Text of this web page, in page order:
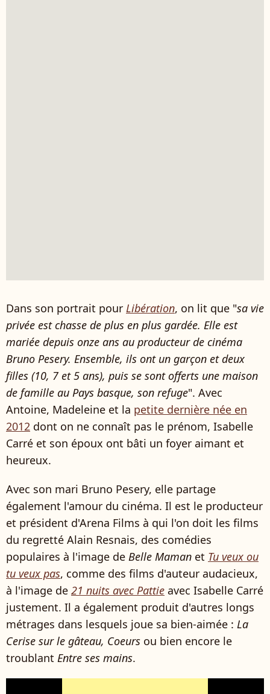
Dans son portrait pour Libération, on lit que "sa vie
privée est chasse de plus en plus gardée. Elle est
mariée depuis onze ans au producteur de cinéma
Bruno Pesery. Ensemble, ils ont un garçon et deux
filles (10, 7 et 5 ans), puis se sont offerts une maison
de famille au Pays basque, son refuge". Avec
Antoine, Madeleine et la petite dernière née en
2012 dont on ne connaît pas le prénom, Isabelle
Carré et son époux ont bâti un foyer aimant et
heureux.
Avec son mari Bruno Pesery, elle partage
également l'amour du cinéma. Il est le producteur
et président d'Arena Films à qui l'on doit les films
du regretté Alain Resnais, des comédies
populaires à l'image de Belle Maman et Tu veux ou
tu veux pas, comme des films d'auteur audacieux,
à l'image de 21 nuits avec Pattie avec Isabelle Carré
justement. Il a également produit d'autres longs
métrages dans lesquels joue sa bien-aimée : La
Cerise sur le gâteau, Coeurs ou bien encore le
troublant Entre ses mains.